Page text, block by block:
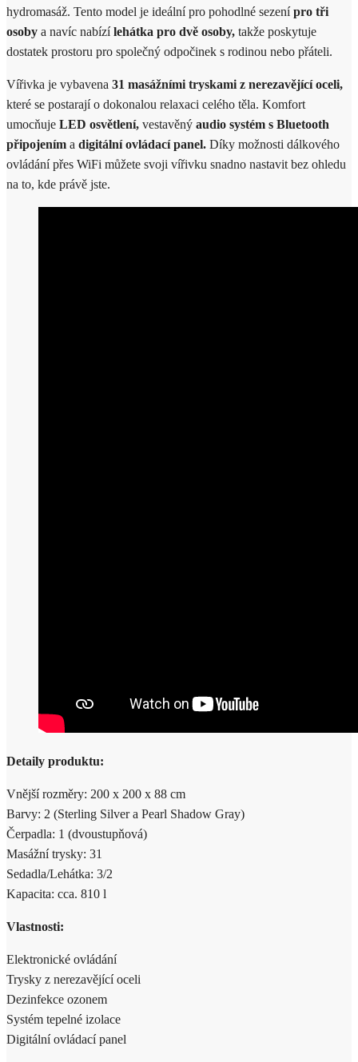
hydromasáž. Tento model je ideální pro pohodlné sezenípro tři
osoby a navíc nabízílehátka pro dvě osoby, takže poskytuje
dostatek prostoru pro společný odpočinek s rodinou nebo přáteli.
Vířivka je vybavena 31 masážními tryskami z nerezavějící oceli,
které se postarají o dokonalou relaxaci celého těla. Komfort
umocňuje LED osvětlení, vestavěný audio systém s Bluetooth
připojením a digitální ovládací panel. Díky možnosti dálkového
ovládání přes WiFi můžete svoji vířivku snadno nastavit bez ohledu
na to, kde právě jste.
Detaily produktu:
Vnější rozměry: 200 x 200 x 88 cm
Barvy: 2 (Sterling Silver a Pearl Shadow Gray)
Čerpadla: 1 (dvoustupňová)
Masážní trysky: 31
Sedadla/Lehátka: 3/2
Kapacita: cca. 810 l
Vlastnosti:
Elektronické ovládání
Trysky z nerezavějící oceli
Dezinfekce ozonem
Systém tepelné izolace
Digitální ovládací panel